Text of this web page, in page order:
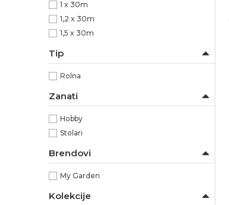
1 x 30m
1,2 x 30m
1,5 x 30m
Tip
Rolna
Zanati
Hobby
Stolari
Brendovi
My Garden
Kolekcije